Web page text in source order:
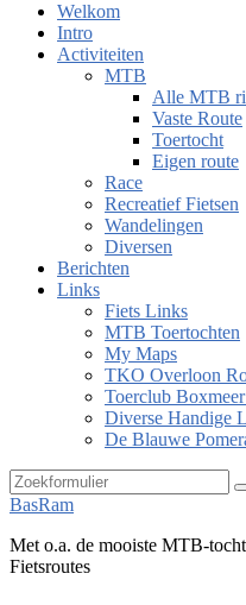
Welkom
Intro
Activiteiten
MTB
Alle MTB
Vaste Route
Toertocht
Eigen route
Race
Recreatief Fietsen
Wandelingen
Diversen
Berichten
Links
Fiets Links
MTB Toertochten
My Maps
TKO Overloon
Toerclub
Diverse Handige
De Blauwe
BasRam
Met o.a. de mooiste MTB-
Fietsroutes